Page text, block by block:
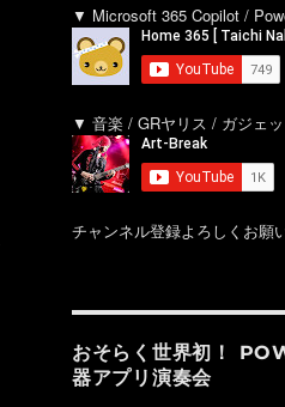
▼ Microsoft 365 Copilot /
▼ 音楽 / GRヤリス / ガジェ
チャンネル登録よろしくお願
おそらく世界初！
器アプリ演奏会